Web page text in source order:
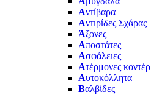
Αντίβαρα
Αντιρίδες Σχάρας
Άξονες
Αποστάτες
Ασφάλειες
Ατέρμονες κοντέρ
Αυτοκόλλητα
Βαλβίδες